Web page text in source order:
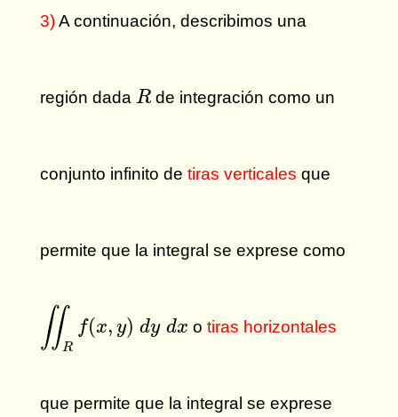
3)A continuación, describimos una
región dada R
Rde integración como un
conjunto infinito de tiras verticales que
permite que la integral se exprese como
∬R
f(x, y) dy dx
∬R
o tiras horizontales
que permite que la integral se exprese